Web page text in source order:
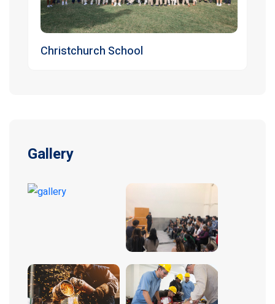
Christchurch School
Gallery